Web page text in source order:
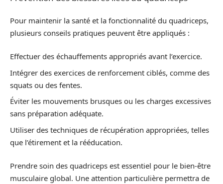
Pour maintenir la santé et la fonctionnalité du quadriceps,
plusieurs conseils pratiques peuvent être appliqués :
Effectuer des échauffements appropriés avant l’exercice.
Intégrer des exercices de renforcement ciblés, comme des
squats ou des fentes.
Éviter les mouvements brusques ou les charges excessives
sans préparation adéquate.
Utiliser des techniques de récupération appropriées, telles
que l’étirement et la rééducation.
Prendre soin des quadriceps est essentiel pour le bien-être
musculaire global. Une attention particulière permettra de